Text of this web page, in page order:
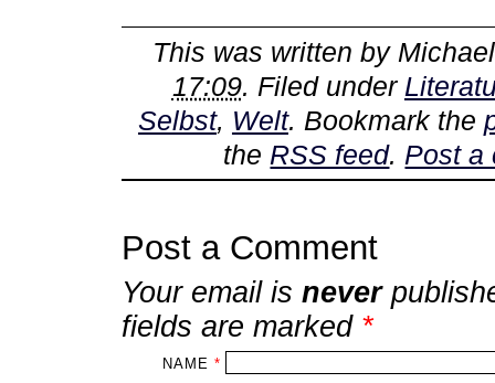
This was written by Michael
17:09. Filed under
Selbst, Welt. Bookmark the
the RSS feed. Post a
Post a Comment
Your email is never
fields are marked *
NAME *